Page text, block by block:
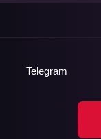
Telegram